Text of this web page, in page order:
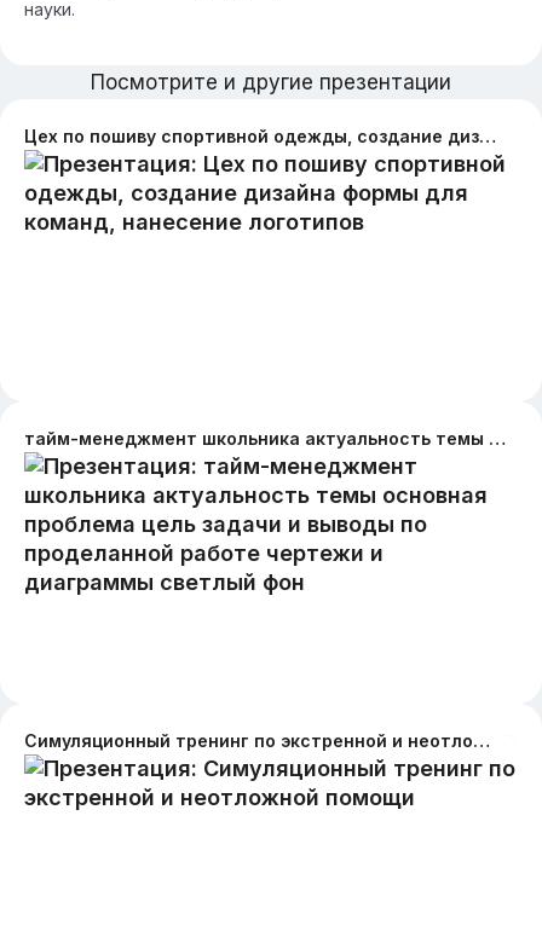
науки.
Посмотрите и другие презентации
Цех по пошиву спортивной одежды, создание дизайна формы для команд, нанесение логотипов
тайм-менеджмент школьника актуальность темы основная проблема цель задачи и выводы по проделанной работе чертежи и диаграммы светлый фон
Симуляционный тренинг по экстренной и неотложной помощи